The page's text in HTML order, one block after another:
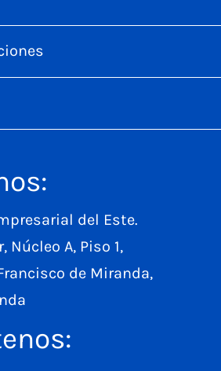
del Este.
Núcleo A, Piso 1,
de Miranda,